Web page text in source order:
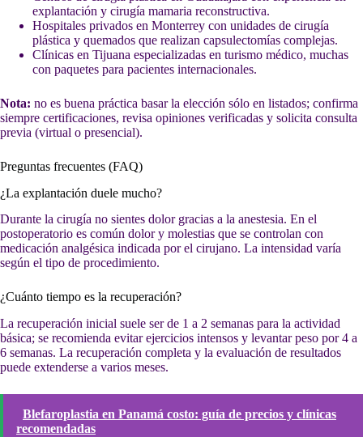
explantación y cirugía mamaria reconstructiva.
Hospitales privados en Monterrey con unidades de cirugía
plástica y quemados que realizan capsulectomías complejas.
Clínicas en Tijuana especializadas en turismo médico, muchas
con paquetes para pacientes internacionales.
Nota: no es buena práctica basar la elección sólo en listados; confirma
siempre certificaciones, revisa opiniones verificadas y solicita consulta
previa (virtual o presencial).
Preguntas frecuentes (FAQ)
¿La explantación duele mucho?
Durante la cirugía no sientes dolor gracias a la anestesia. En el
postoperatorio es común dolor y molestias que se controlan con
medicación analgésica indicada por el cirujano. La intensidad varía
según el tipo de procedimiento.
¿Cuánto tiempo es la recuperación?
La recuperación inicial suele ser de 1 a 2 semanas para la actividad
básica; se recomienda evitar ejercicios intensos y levantar peso por 4 a
6 semanas. La recuperación completa y la evaluación de resultados
puede extenderse a varios meses.
Blefaroplastia en Panamá costo: guía de precios y clínicas
recomendadas